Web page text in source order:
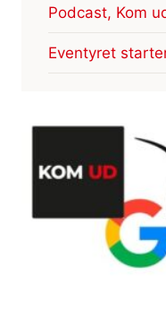
Podcast, Kom
Eventyret